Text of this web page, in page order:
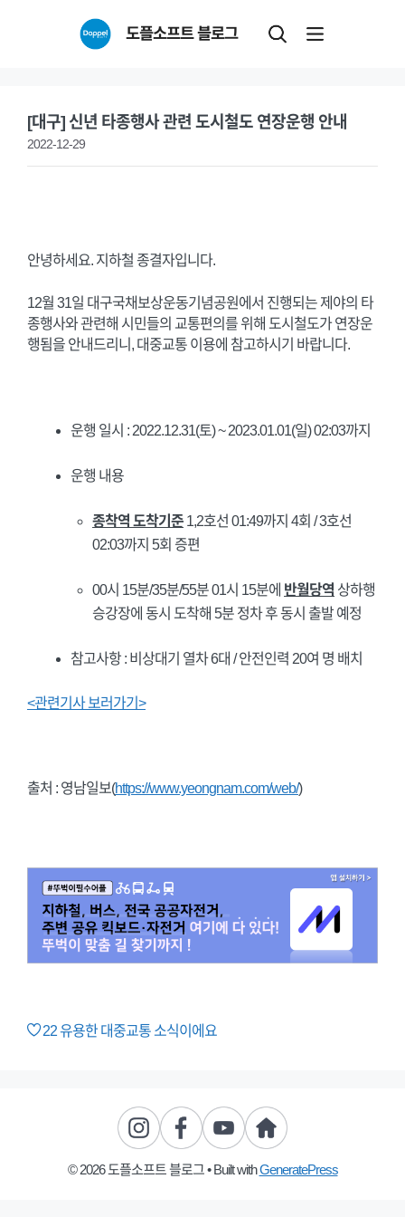
도플소프트 블로그
[대구] 신년 타종행사 관련 도시철도 연장운행 안내
2022-12-29
안녕하세요. 지하철 종결자입니다.
12월 31일 대구국채보상운동기념공원에서 진행되는 제야의 타
종행사와 관련해 시민들의 교통편의를 위해 도시철도가 연장운
행됨을 안내드리니, 대중교통 이용에 참고하시기 바랍니다.
운행 일시 : 2022.12.31(토) ~ 2023.01.01(일) 02:03까지
운행 내용
종착역 도착기준 1,2호선 01:49까지 4회 / 3호선
02:03까지 5회 증편
00시 15분/35분/55분 01시 15분에 반월당역 상하행
승강장에 동시 도착해 5분 정차 후 동시 출발 예정
참고사항 : 비상대기 열차 6대 / 안전인력 20여 명 배치
<관련기사 보러가기>
출처 : 영남일보(https://www.yeongnam.com/web/)
22유용한 대중교통 소식이에요
© 2026 도플소프트 블로그• Built withGeneratePress